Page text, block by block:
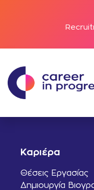
Καριέρα
Θέσεις Εργασίας
Δημιουργία